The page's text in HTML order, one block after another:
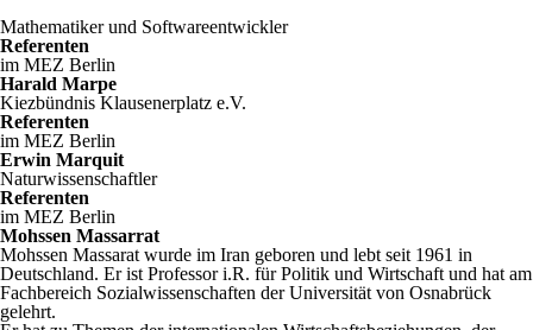
Mathematiker und Softwareentwickler
Referenten
im MEZ Berlin
Harald Marpe
Kiezbündnis Klausenerplatz e.V.
Referenten
im MEZ Berlin
Erwin Marquit
Naturwissenschaftler
Referenten
im MEZ Berlin
Mohssen Massarrat
Mohssen Massarat wurde im Iran geboren und lebt seit 1961 in
Deutschland. Er ist Professor i.R. für Politik und Wirtschaft und hat am
Fachbereich Sozialwissenschaften der Universität von Osnabrück
gelehrt.